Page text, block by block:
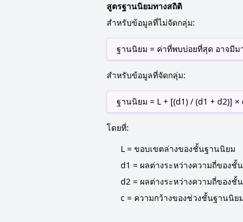
สูตรฐานนิยมทางสถิติ
สำหรับข้อมูลที่ไม่จัดกลุ่ม:
ฐานนิยม = ค่าที่พบบ่อยที่สุด อาจมีม
สำหรับข้อมูลที่จัดกลุ่ม:
ฐานนิยม = L + [(d1) / (d1 + d2)] ×
โดยที่:
L = ขอบเขตล่างของชั้นฐานนิยม
d1 = ผลต่างระหว่างความถี่ของ
d2 = ผลต่างระหว่างความถี่ของ
c = ความกว้างของช่วงชั้นฐานนิยม